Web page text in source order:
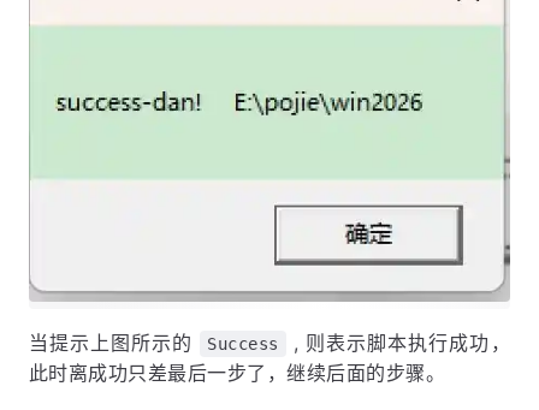
当提示上图所示的 Success
, 则表示脚本执行成功，
此时离成功只差最后一步了，继续后面的步骤。